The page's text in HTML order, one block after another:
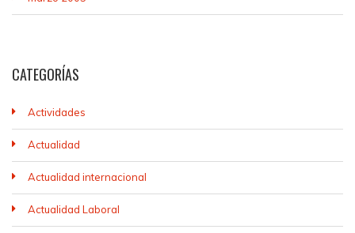
CATEGORÍAS
Actividades
Actualidad
Actualidad internacional
Actualidad Laboral